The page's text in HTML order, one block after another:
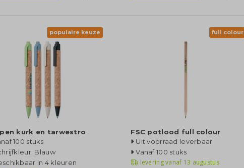
populaire keuze
kurk en tarwestro
100 stuks
Blauw
in 4 kleuren
full colour
FSC potlood full colour
Uit voorraad leverbaar
Vanaf 100 stuks
levering vanaf 13 augustus